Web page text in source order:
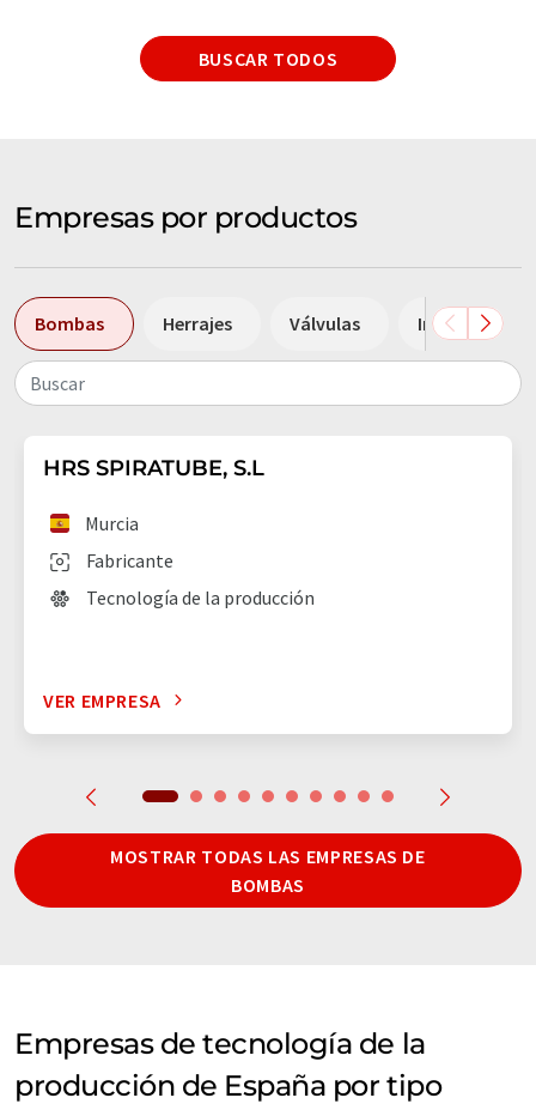
BUSCAR TODOS
Empresas por productos
Bombas Herrajes Válvulas
Buscar
HRS SPIRATUBE, S.L
Fabricante
Murcia
Tecnología de la producción
VER EMPRESA
MOSTRAR TODAS LAS EMPRESAS DE
BOMBAS
Empresas de tecnología de la
producción de España por tipo